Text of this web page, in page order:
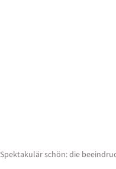
Spektakulär schön: die